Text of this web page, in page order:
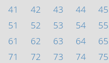
41
42 43 44 45
51
52 53 54 55
61
62 63 64 65
71
72 73 74 75